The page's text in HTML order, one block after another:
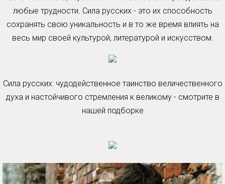
любые трудности. Сила русских - это их способность
сохранять свою уникальность и в то же время влиять на
весь мир своей культурой, литературой и искусством.
Сила русских: чудодейственное таинство величественного
духа и настойчивого стремления к великому - смотрите в
нашей подборке